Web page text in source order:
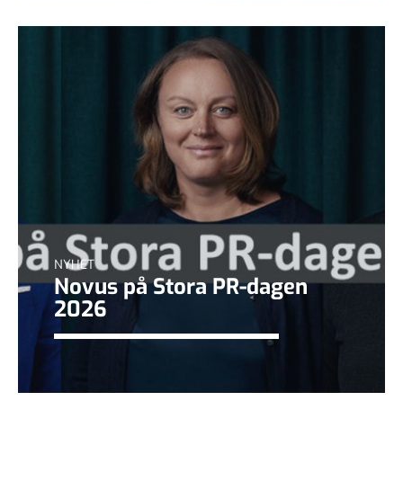
NYHET
Novus på Stora PR-dagen
2026